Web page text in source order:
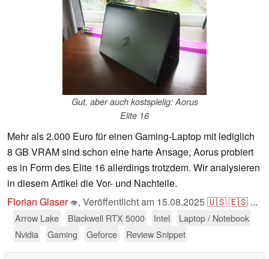
Gut, aber auch kostspielig: Aorus
Elite 16
Mehr als 2.000 Euro für einen Gaming-Laptop mit lediglich
8 GB VRAM sind schon eine harte Ansage, Aorus probiert
es in Form des Elite 16 allerdings trotzdem. Wir analysieren
in diesem Artikel die Vor- und Nachteile.
Florian Glaser 👁, Veröffentlicht am 15.08.2025🇺🇸🇪🇸 ...
Arrow Lake Blackwell RTX 5000 Intel
Laptop / Notebook
Nvidia
Gaming Geforce Review Snippet